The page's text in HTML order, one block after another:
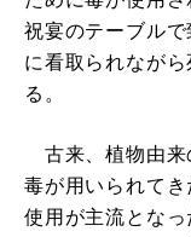
祝宴のテーブル
に看取られなが
る。
古来、植物由来
毒が用いられて
使用が主流となっ